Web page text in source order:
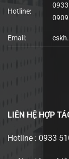
Hotline:
Email:
LIÊN HỆ HỢP
Hotline : 0933